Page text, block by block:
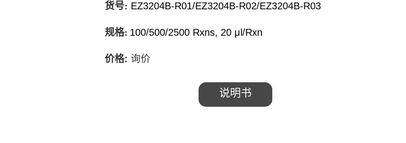
货号: EZ3204B-R01/EZ3204B-R02/EZ3204B-R03
规格: 100/500/2500 Rxns, 20 μl/Rxn
价格: 询价
说明书